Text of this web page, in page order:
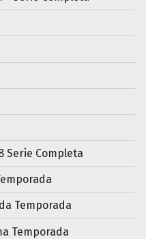
Serie Completa
Temporada
Temporada